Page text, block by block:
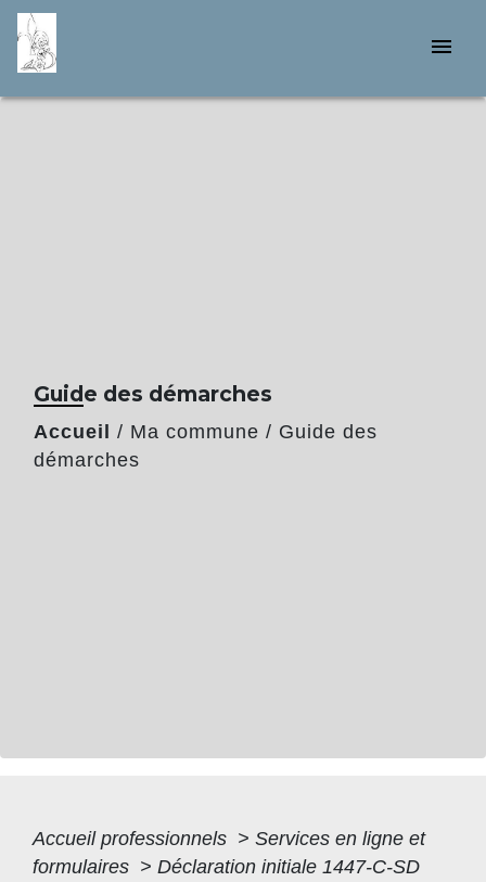
menu
Guide des démarches
Accueil / Ma commune / Guide des
démarches
Accueil professionnels > Services en ligne et
formulaires > Déclaration initiale 1447-C-SD